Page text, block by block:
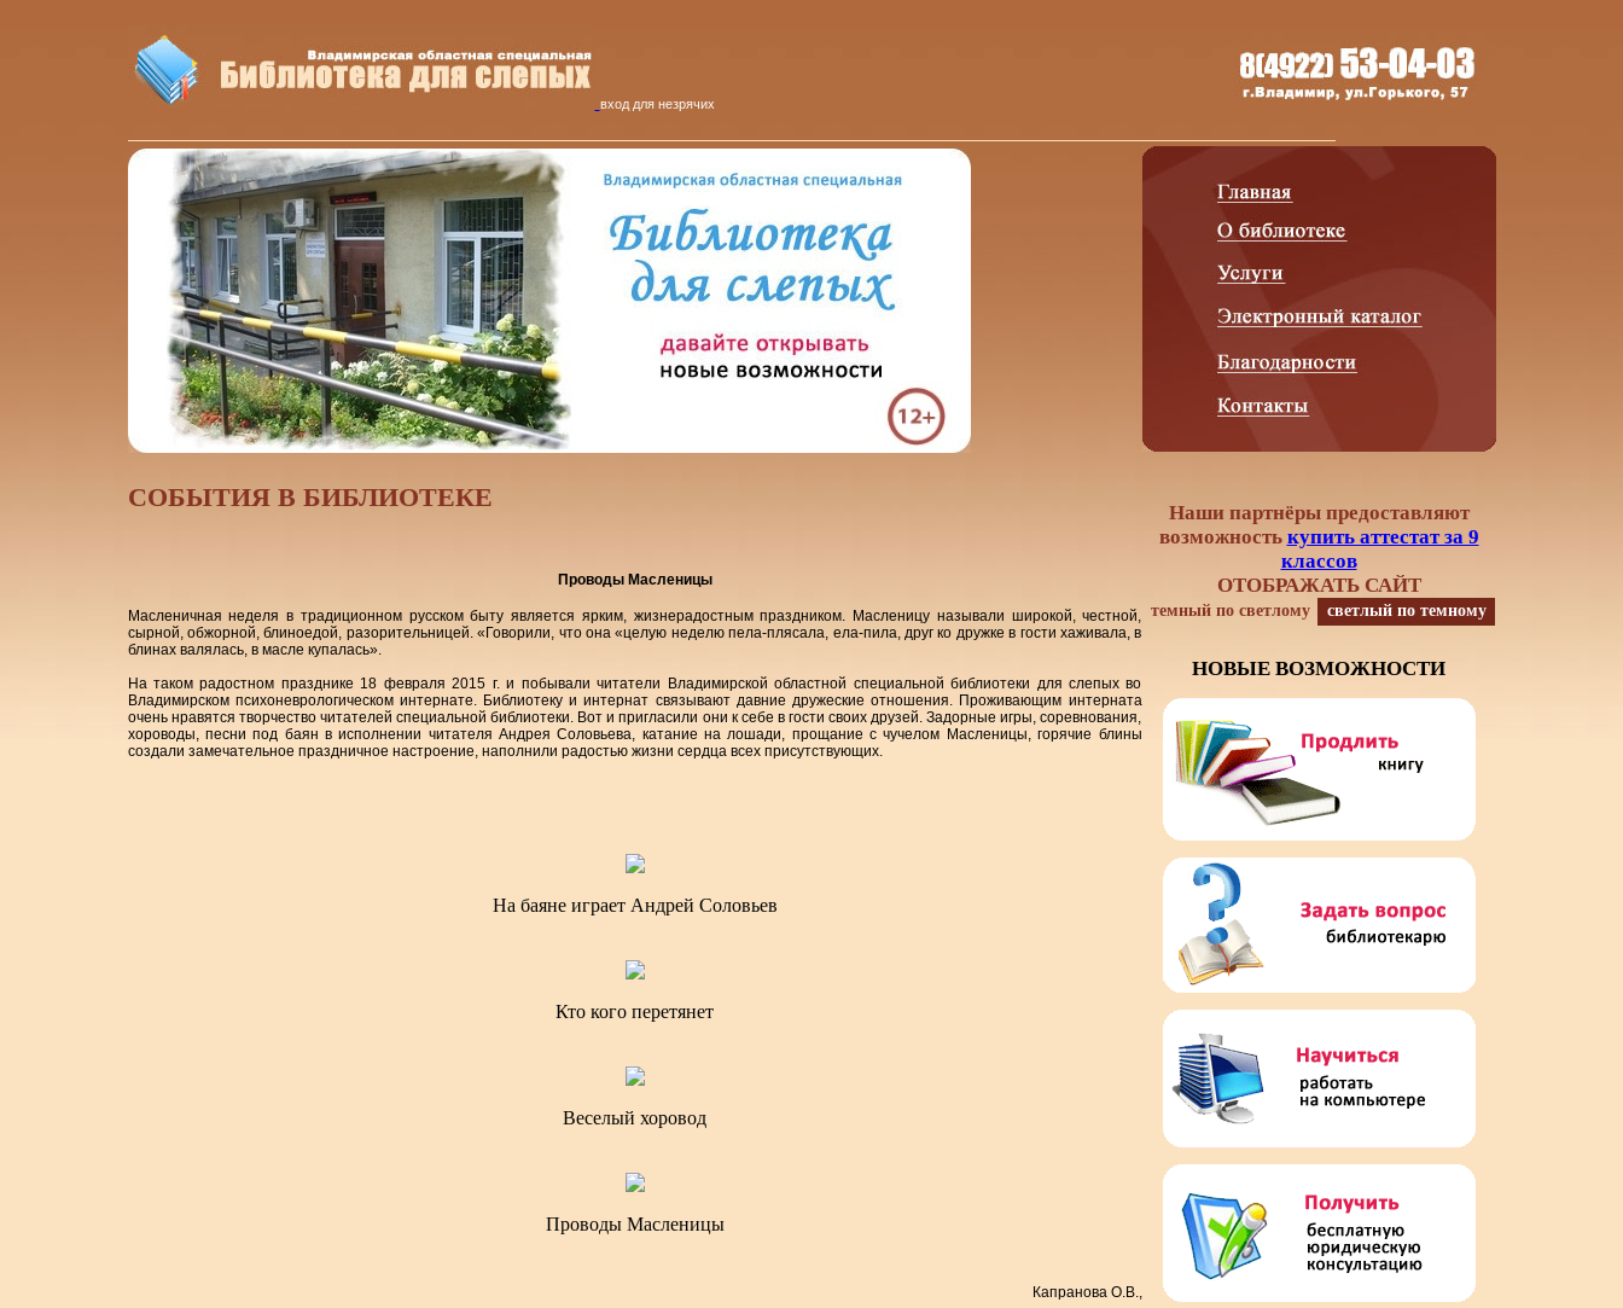
вход для незрячих
CОБЫТИЯ В БИБЛИОТЕКЕ
Проводы Масленицы
Масленичная неделя в традиционном русском быту является ярким, жизнерадостным праздником. Масленицу называли широкой, честной,
сырной, обжорной, блиноедой, разорительницей. «Говорили, что она «целую неделю пела-плясала, ела-пила, друг ко дружке в гости хаживала, в
блинах валялась, в масле купалась».
На таком радостном празднике 18 февраля 2015 г. и побывали читатели Владимирской областной специальной библиотеки для слепых во
Владимирском психоневрологическом интернате. Библиотеку и интернат связывают давние дружеские отношения. Проживающим интерната
очень нравятся творчество читателей специальной библиотеки. Вот и пригласили они к себе в гости своих друзей. Задорные игры, соревнования,
хороводы, песни под баян в исполнении читателя Андрея Соловьева, катание на лошади, прощание с чучелом Масленицы, горячие блины
создали замечательное праздничное настроение, наполнили радостью жизни сердца всех присутствующих.
На баяне играет Андрей Соловьев
Кто кого перетянет
Веселый хоровод
Проводы Масленицы
Капранова О.В.,
Наши партнёры предоставляют
возможность купить аттестат за 9
классов
ОТОБРАЖАТЬ САЙТ
темный по светлому светлый по темному
НОВЫЕ ВОЗМОЖНОСТИ